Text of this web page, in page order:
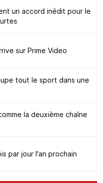
un accord inédit pour le
sur Prime Video
tout le sport dans une
la deuxième chaîne
par jour l'an prochain